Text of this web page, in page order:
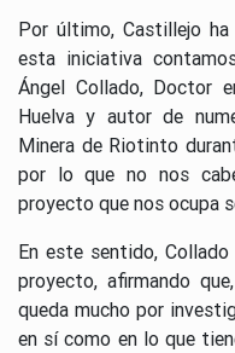
Por último, Castillejo ha
esta iniciativa
Ángel Collado, Doctor
Huelva y autor de
Minera de Riotinto
por lo que no nos
proyecto que nos ocupa
En este sentido,
proyecto, afirmando
queda mucho por
en sí como en lo que